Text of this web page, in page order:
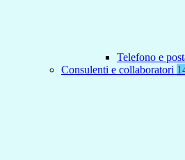
Telefono e
Consulenti e collaboratori